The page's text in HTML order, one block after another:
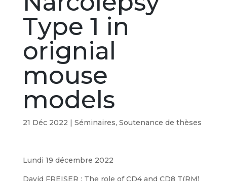
Type 1 in
orignial
mouse
models
21 Déc 2022 | Séminaires, Soutenance de thèses
Lundi 19 décembre 2022
David FREISER : The role of CD4 and CD8 T(RM)